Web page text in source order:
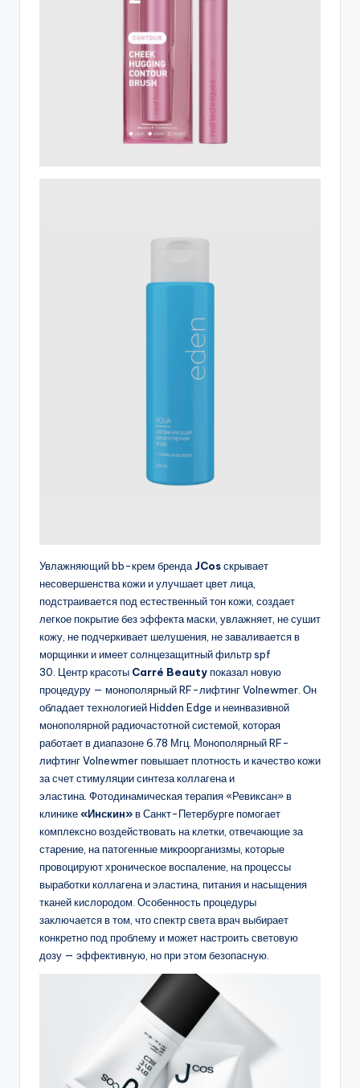
Увлажняющий bb-крем бренда JCosскрывает
несовершенства кожи и улучшает цвет лица,
подстраивается под естественный тон кожи, создает
легкое покрытие без эффекта маски, увлажняет, не сушит
кожу, не подчеркивает шелушения, не заваливается в
морщинки и имеет солнцезащитный фильтр spf
30. Центр красоты Carré Beautyпоказал новую
процедуру — монополярный RF-лифтинг Volnewmer. Он
обладает технологией Hidden Edge и неинвазивной
монополярной радиочастотной системой, которая
работает в диапазоне 6.78 Мгц. Монополярный RF-
лифтинг Volnewmer повышает плотность и качество кожи
за счет стимуляции синтеза коллагена и
эластина. Фотодинамическая терапия «Ревиксан» в
клинике«Инскин»в Санкт-Петербурге помогает
комплексно воздействовать на клетки, отвечающие за
старение, на патогенные микроорганизмы, которые
провоцируют хроническое воспаление, на процессы
выработки коллагена и эластина, питания и насыщения
тканей кислородом. Особенность процедуры
заключается в том, что спектр света врач выбирает
конкретно под проблему и может настроить световую
дозу — эффективную, но при этом безопасную.